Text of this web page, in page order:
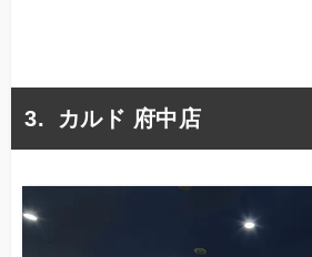
カルド 府中店